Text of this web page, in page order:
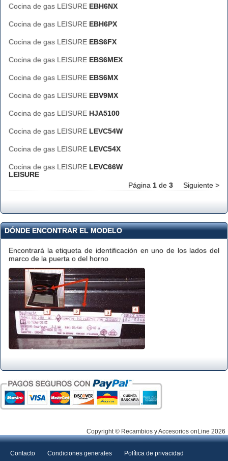
Cocina de gas LEISURE EBH6NX
Cocina de gas LEISURE EBH6PX
Cocina de gas LEISURE EBS6FX
Cocina de gas LEISURE EBS6MEX
Cocina de gas LEISURE EBS6MX
Cocina de gas LEISURE EBV9MX
Cocina de gas LEISURE HJA5100
Cocina de gas LEISURE LEVC54W
Cocina de gas LEISURE LEVC54X
Cocina de gas LEISURE LEVC66W
LEISURE
Página 1 de 3 Siguiente >
DÓNDE ENCONTRAR EL MODELO
Encontrará la etiqueta de identificación en uno de los lados del
marco de la puerta o del horno
Copyright © Recambios y Accesorios onLine 2026
Contacto Condiciones generales Política de privacidad